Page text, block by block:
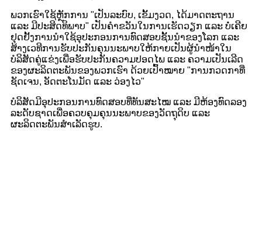
ພວກເຮົາໃຊ້ຫຼັກການ "ເປັນລະບົບ, ເຂັ້ມງວດ, ໄດ້ມາດຕະຖານ
ແລະ ມີປະສິດທິພາບ" ເປັນຄຳຂວັນໃນການເຮັດວຽກ ແລະ ບໍ່ເຄີຍ
ຢຸດຢັ້ງການນຳໃຊ້ອຸປະກອນການທົດສອບຊັ້ນນຳຂອງໂລກ ແລະ
ສ້າງເວທີການຮັບປະກັນຄຸນນະພາບໃຫ້ກາຍເປັນຜູ້ນຳໜ້າໃນ
ບໍລິສັດຄູ່ແຂ່ງເພື່ອຮັບປະກັນຄວາມປອດໄພ ແລະ ຄວາມເປັນເລີດ
ຂອງຜະລິດຕະພັນຂອງພວກເຮົາ ດ້ວຍເປົ້າໝາຍ "ການກວດກາທີ່
ຊັດເຈນ, ອັດຕະໂນມັດ ແລະ ວ່ອງໄວ"
ບໍລິສັດມີອຸປະກອນການທົດສອບທີ່ທັນສະໄໝ ແລະ ມີຫ້ອງທົດລອງ
ລະດັບຊາດເພື່ອຄວບຄຸມຄຸນນະພາບຂອງວັດຖຸດິບ ແລະ
ຜະລິດຕະພັນສຳເລັດຮູບ.